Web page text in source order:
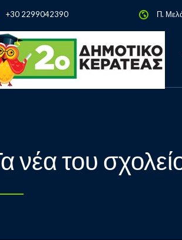
+30 2299042390 Π.
νέα του